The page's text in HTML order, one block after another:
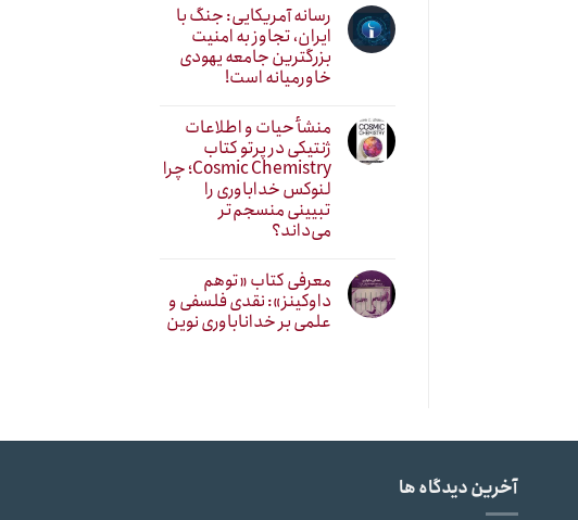
رسانه آمریکایی: جنگ با
ایران، تجاوز به امنیت
بزرگترین جامعه یهودی
خاورمیانه است!
منشأ حیات و اطلاعات
ژنتیکی در پرتو کتاب
Cosmic Chemistry؛ چرا
لنوکس خداباوری را
تبیینی منسجم‌تر
می‌داند؟
معرفی کتاب «توهم
داوکینز»: نقدی فلسفی و
علمی بر خداناباوری نوین
آخرین دیدگاه ها